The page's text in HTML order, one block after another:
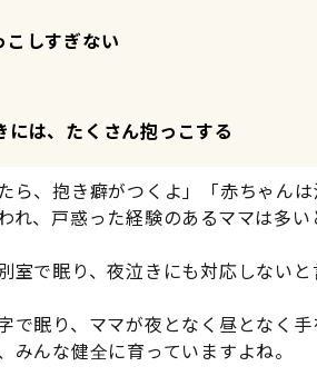
こしすぎない
には、たくさん抱っこする
ら、抱き癖がつくよ」「赤ちゃん
、戸惑った経験のあるママは多い
で眠り、夜泣きにも対応しないと
で眠り、ママが夜となく昼となく
んな健全に育っていますよね。